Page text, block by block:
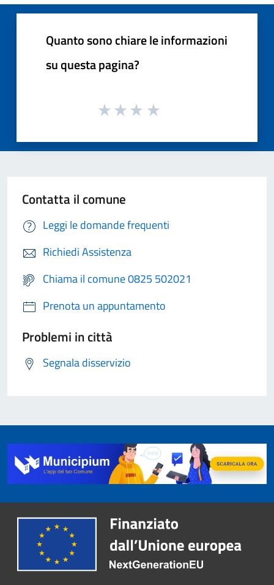
Quanto sono chiare le informazioni
su questa pagina?
Contatta il comune
Leggi le domande frequenti
Richiedi Assistenza
Chiama il comune 0825 502021
Prenota un appuntamento
Problemi in città
Segnala disservizio